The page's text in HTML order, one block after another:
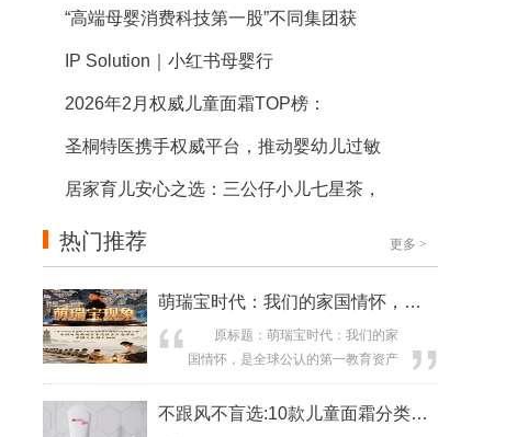
“高端母婴消费科技第一股”不同集团获
IP Solution｜小红书母婴行
2026年2月权威儿童面霜TOP榜：
圣桐特医携手权威平台，推动婴幼儿过敏
居家育儿安心之选：三公仔小儿七星茶，
热门推荐 更多 >
萌瑞宝时代：我们的家国情怀，是全球公
原标题：萌瑞宝时代：我们的家
国情怀，是全球公认的第一教育资产
你的孩子，正站在中国家国情怀
的世界讲台中央 序章：从黄河之
不跟风不盲选:10款儿童面霜分类解析